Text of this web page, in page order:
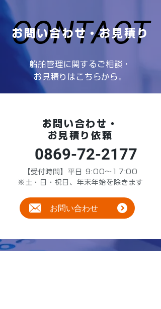
CONTACT
CONTACT
お問い合わせ・お見積り
船舶管理に関するご相談・
お見積りはこちらから。
お問い合わせ・
お見積り依頼
0869-72-2177
【受付時間】平日 9:00～17:00
※土・日・祝日、年末年始を除きます
お問い合わせ